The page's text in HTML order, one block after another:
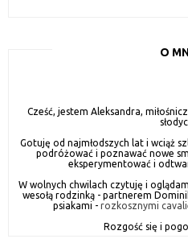
O
Cześć, jestem Aleksandra,
Gotuję od najmłodszych lat i wciąż
podróżować i poznawać nowe
eksperymentować i
W wolnych chwilach czytuję i
wesołą rodzinką - partnerem
psiakami - rozkosznymi
Rozgość się i